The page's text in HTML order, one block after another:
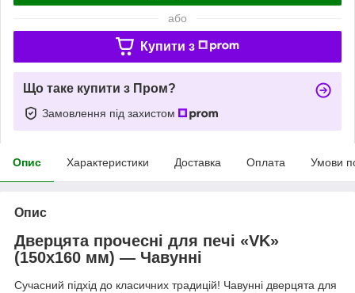
або
Купити з
Що таке купити з Пром?
Замовлення під захистом
Опис Характеристики Доставка Оплата Умови
Опис
Дверцята прочесні для печі «VK»
(150х160 мм) — Чавунні
Сучасний підхід до класичних традицій! Чавунні дверцята для